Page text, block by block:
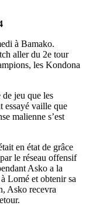
à Bamako.
aller du 2e tour
les Kondona
de jeu que les
essayé vaille que
malienne s’est
en état de grâce
le réseau offensif
Asko a la
Lomé et obtenir sa
Asko recevra